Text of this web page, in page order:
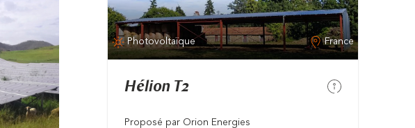
Photovoltaïque France
Hélion T2
Proposé par Orion Energies